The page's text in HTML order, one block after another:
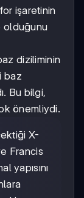
işaretinin
olduğunu
diziliminin
baz
Bu bilgi,
önemliydi.
X-
Francis
yapısını